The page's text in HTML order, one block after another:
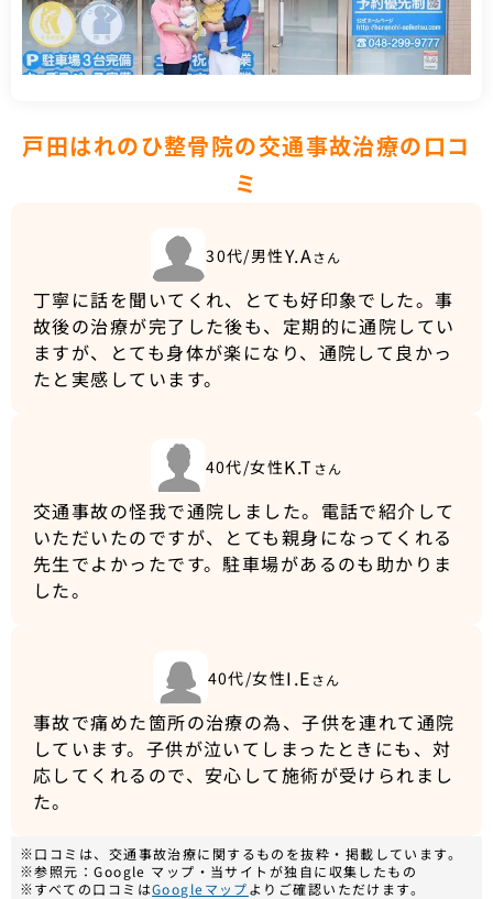
戸田はれのひ整骨院の交通事故治療の口コ
ミ
30代/男性Y.Aさん
丁寧に話を聞いてくれ、とても好印象でした。事
故後の治療が完了した後も、定期的に通院してい
ますが、とても身体が楽になり、通院して良かっ
たと実感しています。
40代/女性K.T さん
交通事故の怪我で通院しました。電話で紹介して
いただいたのですが、とても親身になってくれる
先生でよかったです。駐車場があるのも助かりま
した。
40代/女性I.E さん
事故で痛めた箇所の治療の為、子供を連れて通院
しています。子供が泣いてしまったときにも、対
応してくれるので、安心して施術が受けられまし
た。
※口コミは、交通事故治療に関するものを抜粋・掲載しています。
※参照元：Google マップ・当サイトが独自に収集したもの
※すべての口コミはGoogleマップよりご確認いただけます。